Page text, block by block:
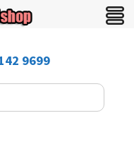
9699